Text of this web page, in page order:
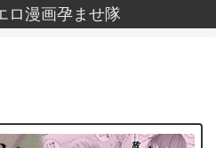
ロ漫画孕ませ隊